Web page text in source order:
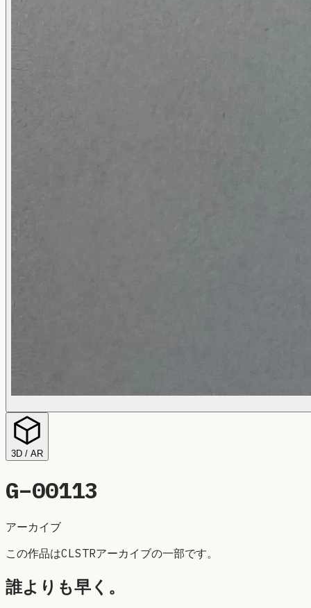
3D / AR
G–00113
アーカイブ
この作品はCLSTRアーカイブの一部です。
誰よりも早く。